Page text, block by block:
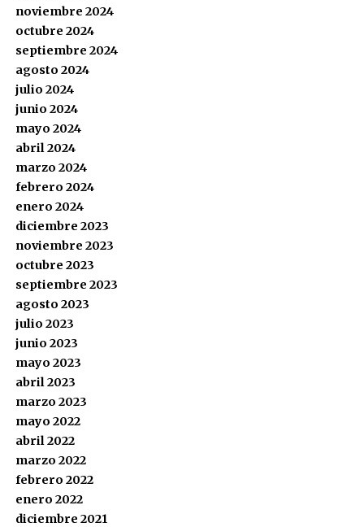
noviembre 2024
octubre 2024
septiembre 2024
agosto 2024
julio 2024
junio 2024
mayo 2024
abril 2024
marzo 2024
febrero 2024
enero 2024
diciembre 2023
noviembre 2023
octubre 2023
septiembre 2023
agosto 2023
julio 2023
junio 2023
mayo 2023
abril 2023
marzo 2023
mayo 2022
abril 2022
marzo 2022
febrero 2022
enero 2022
diciembre 2021